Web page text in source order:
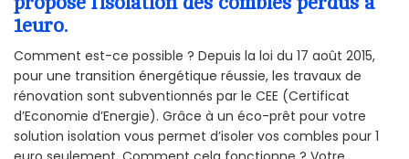
1euro.
Comment est-ce possible ? Depuis la loi du 17 août 2015,
pour une transition énergétique réussie, les travaux de
rénovation sont subventionnés par le CEE (Certificat
d’Economie d’Energie). Grâce à un éco-prêt pour votre
solution isolation vous permet d’isoler vos combles pour 1